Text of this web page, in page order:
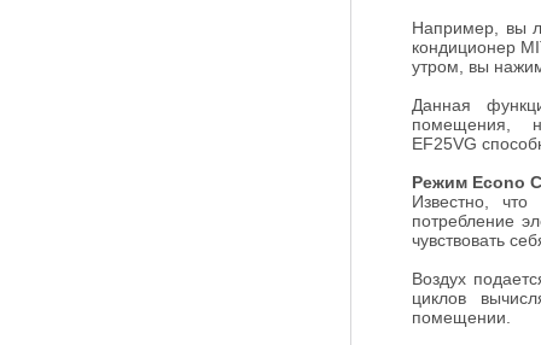
Например, вы
кондиционер
утром, вы
Данная
помещения,
EF25VG
Режим Econo
Известно,
потребление
чувствовать
Воздух
циклов
помещении.